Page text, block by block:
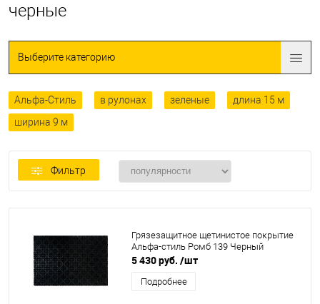
черные
Выберите категорию
Альфа-Стиль в рулонах зеленые
длина 15 м
ширина 9 м
Фильтр
Грязезащитное щетинистое покрытие
Альфа-стиль Ромб 139 Черный
5 430 руб. /шт
Подробнее